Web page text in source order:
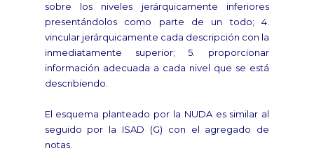
sobre los niveles jerárquicamente inferiores
presentándolos como parte de un todo; 4.
vincular jerárquicamente cada descripción con la
inmediatamente superior; 5. proporcionar
información adecuada a cada nivel que se está
describiendo.
El esquema planteado por la NUDA es similar al
seguido por la ISAD (G) con el agregado de
notas.